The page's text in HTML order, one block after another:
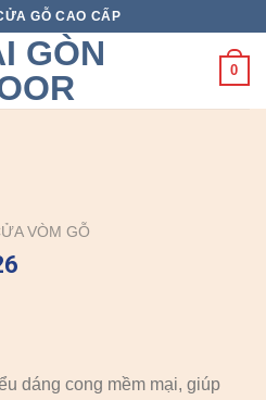
GỖ CAO CẤP
0
VÒM GỖ
dáng cong mềm mại, giúp